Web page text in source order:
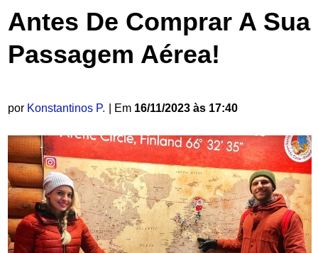
Antes De Comprar A Sua
Passagem Aérea!
por Konstantinos P. | Em 16/11/2023 às 17:40